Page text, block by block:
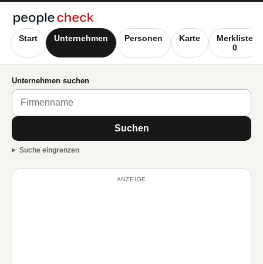
Start Unternehmen Personen Karte
Merkliste
0
Unternehmen suchen
Suchen
Suche eingrenzen
ANZEIGE